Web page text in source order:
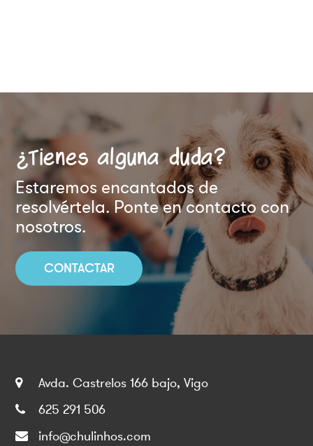
¿Tienes alguna duda?
Estaremos encantados de
resolvértela. Ponte en contacto con
nosotros.
CONTACTAR
Avda. Castrelos 166 bajo, Vigo
625 291 506
info@chulinhos.com